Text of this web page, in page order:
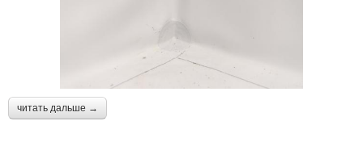
читать дальше →